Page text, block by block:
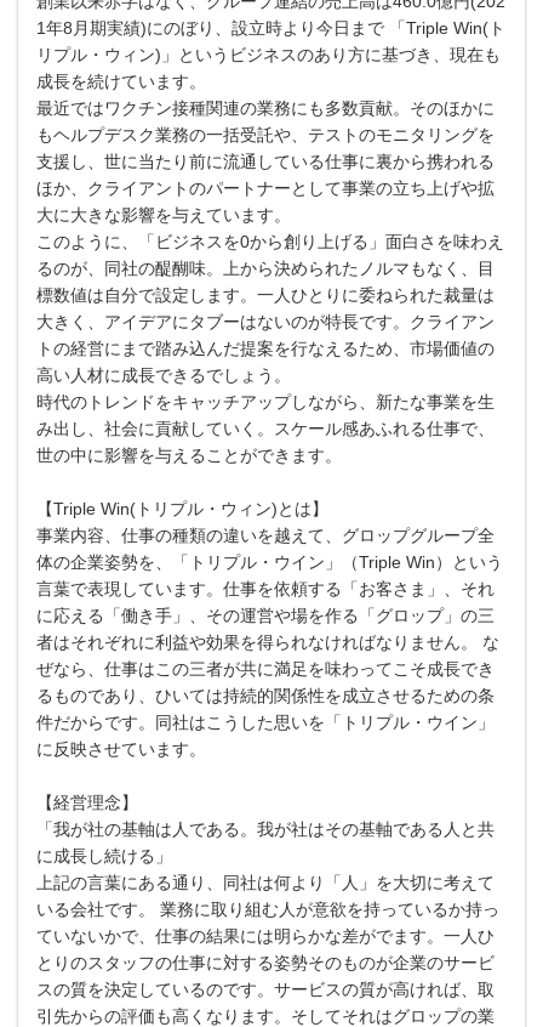
1年8⽉期実績)にのぼり、設⽴時より今⽇まで 「Triple Win(ト
リプル・ウィン)」というビジネスのあり⽅に基づき、現在も
成⻑を続けています。
最近ではワクチン接種関連の業務にも多数貢献。そのほかに
もヘルプデスク業務の⼀括受託や、テストのモニタリングを
⽀援し、世に当たり前に流通している仕事に裏から携われる
ほか、クライアントのパートナーとして事業の⽴ち上げや拡
⼤に⼤きな影響を与えています。
このように、「ビジネスを0から創り上げる」⾯⽩さを味わえ
るのが、同社の醍醐味。上から決められたノルマもなく、⽬
標数値は⾃分で設定します。⼀⼈ひとりに委ねられた裁量は
⼤きく、アイデアにタブーはないのが特⻑です。クライアン
トの経営にまで踏み込んだ提案を⾏なえるため、市場価値の
⾼い⼈材に成⻑できるでしょう。
時代のトレンドをキャッチアップしながら、新たな事業を⽣
み出し、社会に貢献していく。スケール感あふれる仕事で、
世の中に影響を与えることができます。
【Triple Win(トリプル・ウィン)とは】
事業内容、仕事の種類の違いを越えて、グロップグループ全
体の企業姿勢を、「トリプル・ウイン」（Triple Win）という
⾔葉で表現しています。仕事を依頼する「お客さま」、それ
に応える「働き⼿」、その運営や場を作る「グロップ」の三
者はそれぞれに利益や効果を得られなければなりません。 な
ぜなら、仕事はこの三者が共に満⾜を味わってこそ成⻑でき
るものであり、ひいては持続的関係性を成⽴させるための条
件だからです。同社はこうした思いを「トリプル・ウイン」
に反映させています。
【経営理念】
「我が社の基軸は⼈である。我が社はその基軸である⼈と共
に成⻑し続ける」
上記の⾔葉にある通り、同社は何より「⼈」を⼤切に考えて
いる会社です。 業務に取り組む⼈が意欲を持っているか持っ
ていないかで、仕事の結果には明らかな差がでます。⼀⼈ひ
とりのスタッフの仕事に対する姿勢そのものが企業のサービ
スの質を決定しているのです。サービスの質が⾼ければ、取
引先からの評価も⾼くなります。そしてそれはグロップの業